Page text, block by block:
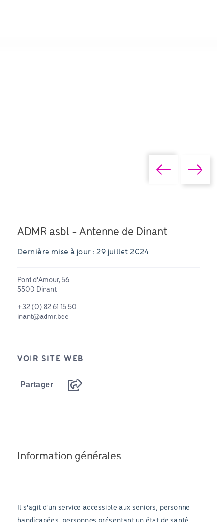
ADMR asbl - Antenne de Dinant
Dernière mise à jour : 29 juillet 2024
Pont d'Amour, 56
5500 Dinant
+32 (0) 82 61 15 50
inant@admr.bee
VOIR SITE WEB
Partager
Information générales
Il s'agit d'un service accessible aux seniors, personne